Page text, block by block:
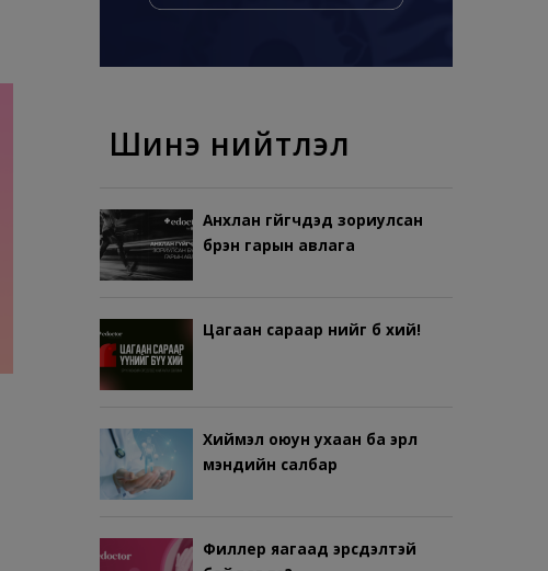
Шинэ нийтлэл
Анхлан гүйгчдэд зориулсан
бүрэн гарын авлага
Цагаан сараар үүнийг бүү хий!
Хиймэл оюун ухаан ба эрүүл
мэндийн салбар
Филлер яагаад эрсдэлтэй